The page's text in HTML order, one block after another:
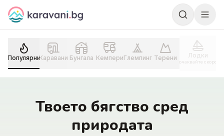
Skip to content
ПопулярниКаравани Бунгала КемпериГлемпинг Терени Лодки
очаквайте скоро
Твоето бягство сред
природата